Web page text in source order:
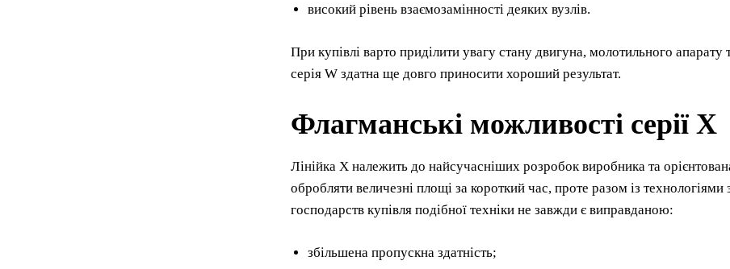
високий рівень взаємозамінності деяких вузлів.
При купівлі варто приділити увагу стану двигуна, молотильного апарату
серія W здатна ще довго приносити хороший результат.
Флагманські можливості серії X
Лінійка X належить до найсучасніших розробок виробника та
обробляти величезні площі за короткий час, проте разом із технологіями
господарств купівля подібної техніки не завжди є виправданою:
збільшена пропускна здатність;